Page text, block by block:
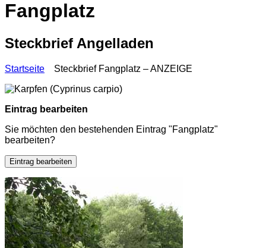
Fangplatz
Steckbrief Angelladen
Startseite Steckbrief Fangplatz – ANZEIGE
Eintrag bearbeiten
Sie möchten den bestehenden Eintrag "Fangplatz"
bearbeiten?
Eintrag bearbeiten